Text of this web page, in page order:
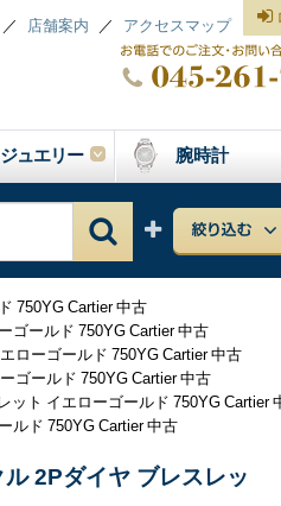
店舗案内 アクセスマップ
ュエリー 腕時計
750YG Cartier 中古
ゴールド 750YG Cartier 中古
ローゴールド 750YG Cartier 中古
ゴールド 750YG Cartier 中古
ット イエローゴールド 750YG Cartier
ルド 750YG Cartier 中古
2Pダイヤ ブレスレッ